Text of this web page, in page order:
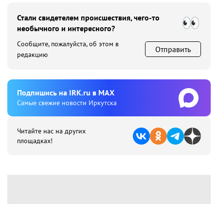
Стали свидетелем происшествия, чего-то
необычного и интересного?
Сообщите, пожалуйста, об этом в
редакцию
Отправить
Подпишиcь на IRK.ru в MAX
Cамые свежие новости Иркутска
Читайте нас на других
площадках!